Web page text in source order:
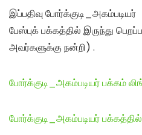
இப்பதிவு போர்க்குடி_அகம்படியர்
பேஸ்புக் பக்கத்தில் இருந்து
அவர்களுக்கு நன்றி) .
போர்க்குடி_அகம்படியர் பக்கம்
போர்க்குடி_அகம்படியர் பக்கத்தில்